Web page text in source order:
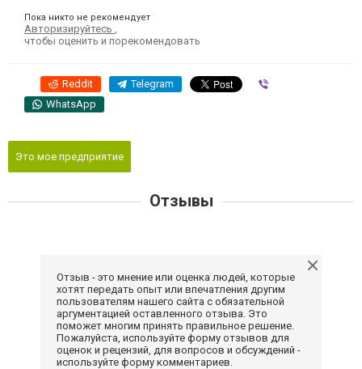
Пока никто не рекомендует
Авторизируйтесь
чтобы оценить и порекомендовать
Reddit Telegram
WhatsApp
Это мое предприятие
Отзывы
Отзыв - это мнение или оценка людей, которые
хотят передать опыт или впечатления другим
пользователям нашего сайта с обязательной
аргументацией оставленного отзыва. Это
поможет многим принять правильное решение.
Пожалуйста, используйте форму отзывов для
оценок и рецензий, для вопросов и обсуждений -
используйте форму комментариев.